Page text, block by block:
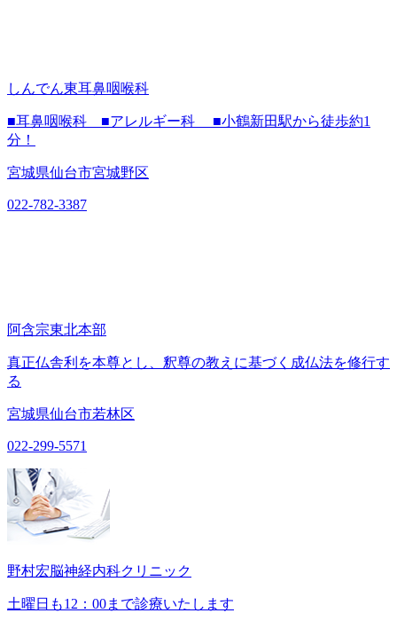
しんでん東耳鼻咽喉科
■耳鼻咽喉科 ■アレルギー科 ■小鶴新田駅から徒歩約1
分！
宮城県仙台市宮城野区
022-782-3387
阿含宗東北本部
真正仏舎利を本尊とし、釈尊の教えに基づく成仏法を修行す
る
宮城県仙台市若林区
022-299-5571
野村宏脳神経内科クリニック
土曜日も12：00まで診療いたします